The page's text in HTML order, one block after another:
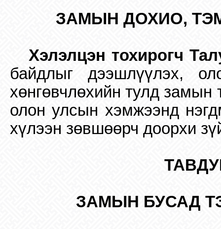
ЗАМЫН ДОХИО,
Хэлэлцэн тохирогч
байдлыг дээшлүүлэх,
хөнгөвчлөхийн тулд замын
олон улсын хэмжээнд
хүлээн зөвшөөрч доорхи
ЗАМЫН БУСАД